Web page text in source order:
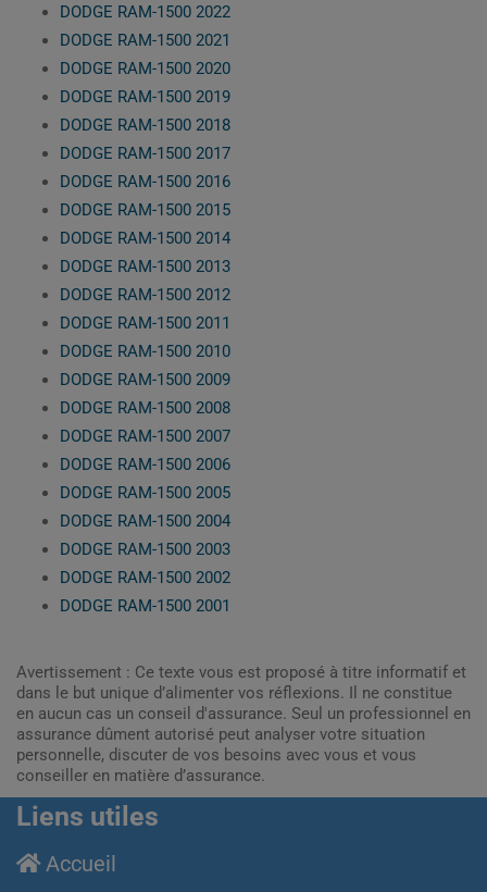
DODGE RAM-1500 2022
DODGE RAM-1500 2021
DODGE RAM-1500 2020
DODGE RAM-1500 2019
DODGE RAM-1500 2018
DODGE RAM-1500 2017
DODGE RAM-1500 2016
DODGE RAM-1500 2015
DODGE RAM-1500 2014
DODGE RAM-1500 2013
DODGE RAM-1500 2012
DODGE RAM-1500 2011
DODGE RAM-1500 2010
DODGE RAM-1500 2009
DODGE RAM-1500 2008
DODGE RAM-1500 2007
DODGE RAM-1500 2006
DODGE RAM-1500 2005
DODGE RAM-1500 2004
DODGE RAM-1500 2003
DODGE RAM-1500 2002
DODGE RAM-1500 2001
Avertissement : Ce texte vous est proposé à titre informatif et
dans le but unique d’alimenter vos réflexions. Il ne constitue
en aucun cas un conseil d'assurance. Seul un professionnel en
assurance dûment autorisé peut analyser votre situation
personnelle, discuter de vos besoins avec vous et vous
conseiller en matière d’assurance.
Liens utiles
Accueil